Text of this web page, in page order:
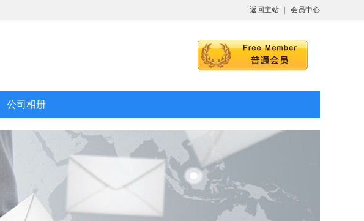
返回主站 会员中心
公司相册